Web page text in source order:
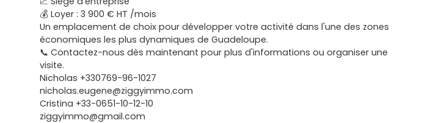
💰 Loyer : 3 900 € HT /mois
Un emplacement de choix pour développer votre activité dans l'une des zones
économiques les plus dynamiques de Guadeloupe.
📞 Contactez-nous dès maintenant pour plus d'informations ou organiser une
visite.
Nicholas +330769-96-1027
nicholas.eugene@ziggyimmo.com
Cristina +33-0651-10-12-10
ziggyimmo@gmail.com